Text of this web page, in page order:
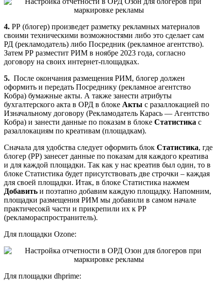
4. РР (блогер) произведет разметку рекламных материалов
своими техническими возможностями либо это сделает сам
РД (рекламодатель) либо Посредник (рекламное агентство).
Затем РР разместит РИМ в ноябре 2023 года, согласно
договору на своих интернет-площадках.
5. После окончания размещения РИМ, блогер должен
оформить и передать Посреднику (рекламное агентство
Кобра) бумажные акты. А также занести атрибуты
бухгалтерского акта в ОРД в блоке Акты с разаллокацией по
Изначальному договору (Рекламодатель Карась — Агентство
Кобра) и занести данные по показам в блоке Статистика с
разаллокациям по креативам (площадкам).
Сначала для удобства следует оформить блок Статистика, где
блогер (РР) занесет данные по показам для каждого креатива
и для каждой площадки. Так как у нас креатив был один, то в
блоке Статистика будет присутствовать две строчки – каждая
для своей площадки. Итак, в блоке Статистика нажмем
Добавить и поэтапно добавим каждую площадку. Напомним,
площадки размещения РИМ мы добавили в самом начале
практичесокй части и прикрепили их к РР
(рекламораспространитель).
Для площадки Ozone:
Для площадки dhprime: